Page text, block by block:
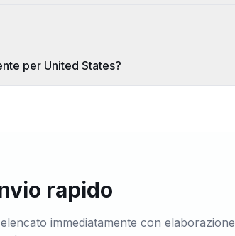
per United States?
rapido
immediatamente con elaborazione